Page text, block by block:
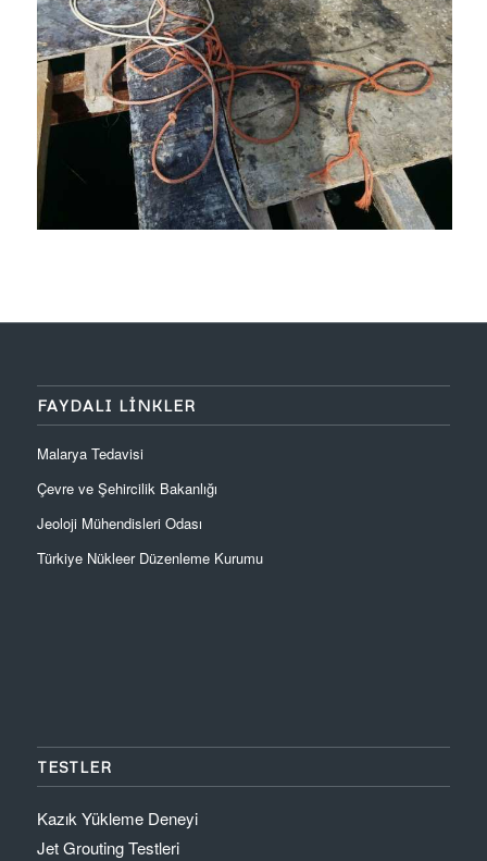
FAYDALI LINKLER
Malarya Tedavisi
Çevre ve Şehircilik Bakanlığı
Jeoloji Mühendisleri Odası
Türkiye Nükleer Düzenleme Kurumu
TESTLER
Kazık Yükleme Deneyi
Jet Grouting Testleri